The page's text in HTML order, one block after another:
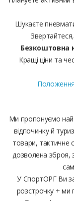
Шукаєте
Безкоштовна
Кращі ціни та
Ми пропонуємо
відпочинку й
товари, тактичне
дозволена зброя,
У СпортОРГ Ви
розстрочку + ми